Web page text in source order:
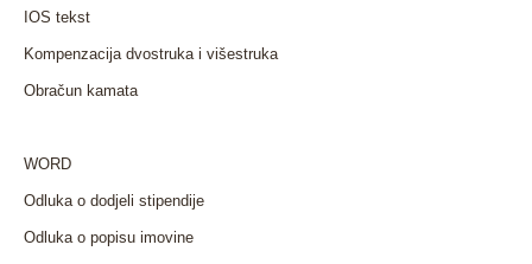
IOS tekst
Kompenzacija dvostruka i višestruka
Obračun kamata
WORD
Odluka o dodjeli stipendije
Odluka o popisu imovine